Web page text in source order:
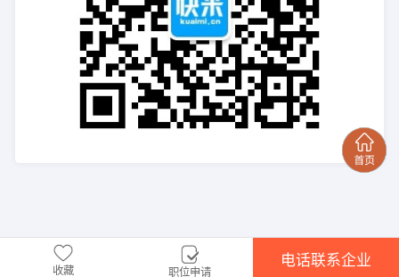
收藏 职位申请
电话联系企业